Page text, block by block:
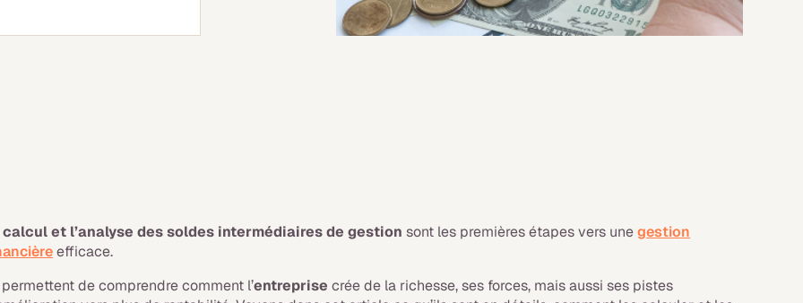
calcul et l’analyse des soldes intermédiaires de gestion sont les premières étapes vers unegestion
efficace.
de comprendre comment l’entreprise crée de la richesse, ses forces, mais aussi ses pistes